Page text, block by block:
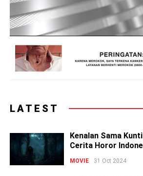
LATEST
Kenalan Sama
Cerita Horor
MOVIE 31 Oct 2024